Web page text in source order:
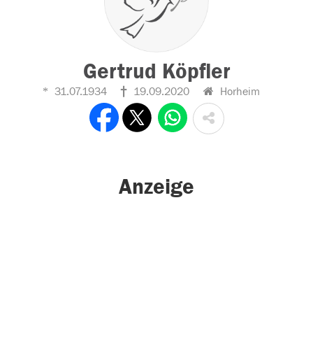
Gertrud Köpfler
31.07.1934 19.09.2020 Horheim
Anzeige